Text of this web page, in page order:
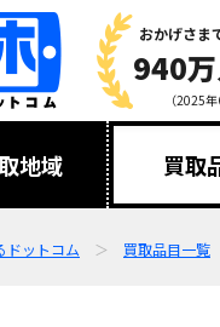
おかげさま
940
（2025
地域 買取
ドットコム 買取品目一覧